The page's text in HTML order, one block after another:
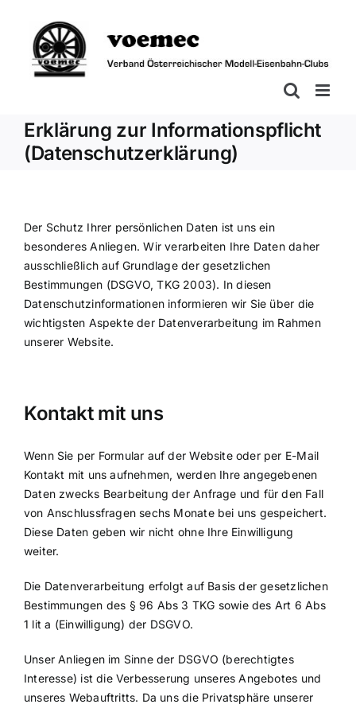
springen
Erklärung zur Informationspflicht
(Datenschutzerklärung)
Der Schutz Ihrer persönlichen Daten ist uns ein
besonderes Anliegen. Wir verarbeiten Ihre Daten daher
ausschließlich auf Grundlage der gesetzlichen
Bestimmungen (DSGVO, TKG 2003). In diesen
Datenschutzinformationen informieren wir Sie über die
wichtigsten Aspekte der Datenverarbeitung im Rahmen
unserer Website.
Kontakt mit uns
Wenn Sie per Formular auf der Website oder per E-Mail
Kontakt mit uns aufnehmen, werden Ihre angegebenen
Daten zwecks Bearbeitung der Anfrage und für den Fall
von Anschlussfragen sechs Monate bei uns gespeichert.
Diese Daten geben wir nicht ohne Ihre Einwilligung
weiter.
Die Datenverarbeitung erfolgt auf Basis der gesetzlichen
Bestimmungen des § 96 Abs 3 TKG sowie des Art 6 Abs
1 lit a (Einwilligung) der DSGVO.
Unser Anliegen im Sinne der DSGVO (berechtigtes
Interesse) ist die Verbesserung unseres Angebotes und
unseres Webauftritts. Da uns die Privatsphäre unserer